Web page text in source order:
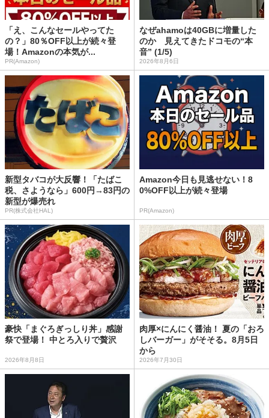
「え、こんなセールやってた
の？」80％OFF以上が続々登
場！Amazonの本気が...
PR(Amazon)
なぜahamoは40GBに増量した
のか 見えてきたドコモの“本
音” (1/5)
2026年8月6日
新型タバコが大反響！「たばこ
税、さようなら」600円→83円の
新型が爆売れ
PR(株式会社HAL)
Amazon今日も見逃せない！8
0%OFF以上が続々登場
PR(Amazon)
豪快「まぐろぎっしり丼」感謝
祭で登場！ 中とろ入りで贅沢
2026年8月8日
肉厚×にんにく醤油！ 夏の「おろ
しバーガー」がそそる。8月5日
から
2026年7月30日